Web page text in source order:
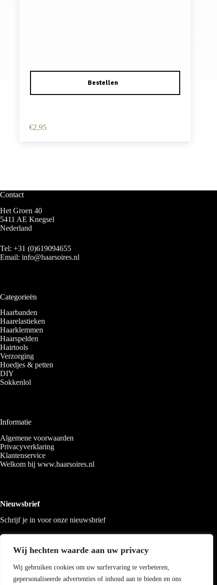
Wij hechten waarde aan uw privacy
Wij gebruiken cookies om uw surfervaring te verbeteren,
gepersonaliseerde advertenties of inhoud aan te bieden en ons
€2,95
Contact
Het Groen 40
5411 AE Knegsel
Nederland
Tel: +31 (0)619094655
Email: info@haarsoires.nl
Categorieën
Haarbanden
Haarelastieken
Haarklemmen
Haarspelden
Hairtools
Verzorging
Hoedjes & petten
DIY
Sokkenlol
Informatie
Algemene voorwaarden
Privacyverklaring
Klantenservice
Welkom bij www.haarsoires.nl
Nieuwsbrief
Schrijf je in voor onze nieuwsbrief